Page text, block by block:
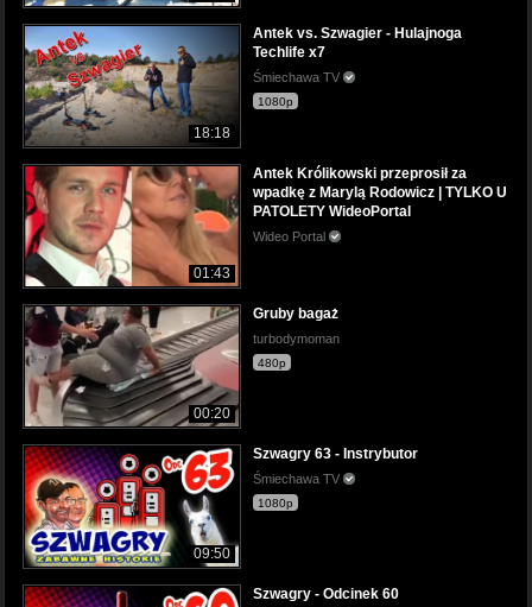
18:18
Antek vs. Szwagier - Hulajnoga
Techlife x7
Śmiechawa TV
1080p
01:43
Antek Królikowski przeprosił za
wpadkę z Marylą Rodowicz | TYLKO U
PATOLETY WideoPortal
Wideo Portal
00:20
Gruby bagaż
turbodymoman
480p
09:50
Szwagry 63 - Instrybutor
Śmiechawa TV
1080p
Szwagry - Odcinek 60